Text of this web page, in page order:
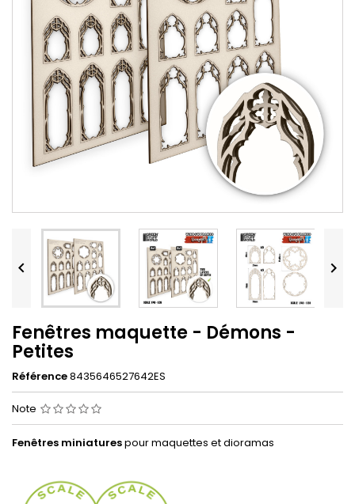
 
Fenêtres maquette - Démons -
Petites
Référence8435646527642ES
Note
Fenêtres miniaturespour maquettes et dioramas